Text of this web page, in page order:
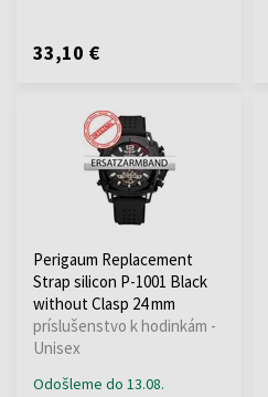
33,10 €
Perigaum Replacement
Strap silicon P-1001 Black
without Clasp 24 mm
príslušenstvo k hodinkám -
Unisex
Odošleme do 13.08.